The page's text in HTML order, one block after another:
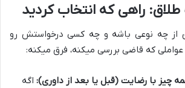
راهی که انتخاب کردید
از چه نوعی باشه و چه کسی درخواستش رو
عواملی که قاضی بررسی میکنه، فرق میکنه:
چیز با رضایت (قبل یا بعد از داوری): اگه